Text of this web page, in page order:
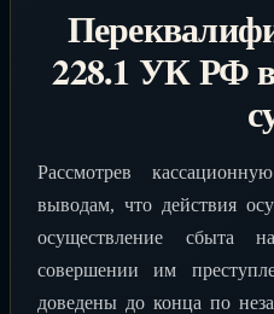
228.1 УК РФ
Рассмотрев
выводам, что действия
осуществление сбыта
совершении им
доведены до конца по